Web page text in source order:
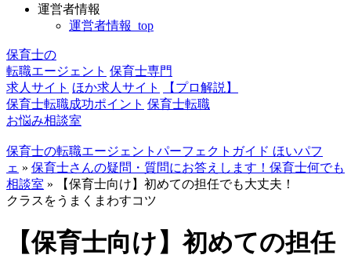
運営者情報
運営者情報_top
保育士の
転職エージェント 保育士専門
求人サイト ほか求人サイト
【プロ解説】
保育士転職成功ポイント 保育士転職
お悩み相談室
保育士の転職エージェントパーフェクトガイド ほいパフ
ェ » 保育士さんの疑問・質問にお答えします！保育士何でも
相談室 »
【保育士向け】初めての担任でも大丈夫！
クラスをうまくまわすコツ
【保育士向け】初めての担任